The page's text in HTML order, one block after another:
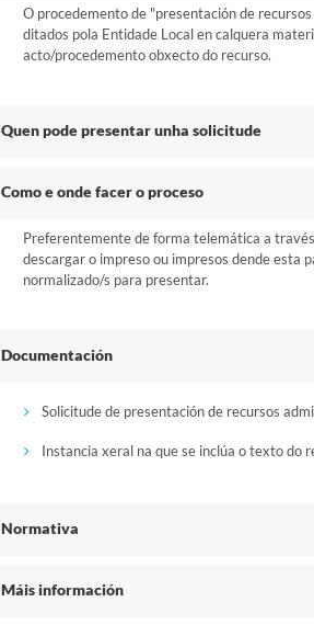
O procedemento de "presentación de
ditados pola Entidade Local en calquera
acto/procedemento obxecto do recurso.
Quen pode presentar unha solicitude
Como e onde facer o proceso
Preferentemente de forma telemática a
descargar o impreso ou impresos dende esta
normalizado/s para presentar.
Documentación
Solicitude de presentación de recursos
Instancia xeral na que se inclúa o texto do
Normativa
Máis información